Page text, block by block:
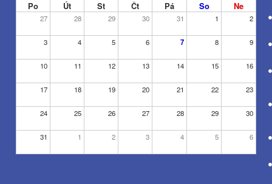
Po Út St Čt Pá So Ne
27 28 29 30 31 1 2
3 4 5 6 7 8 9
10 11 12 13 14 15 16
17 18 19 20 21 22 23
24 25 26 27 28 29 30
31 1 2 3 4 5 6